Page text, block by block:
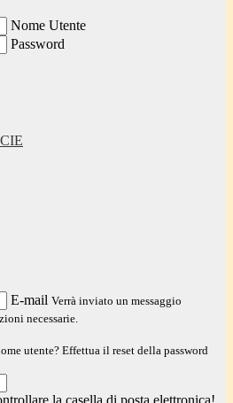
Nome Utente
Password
E-mail Verrà inviato un messaggio
necessarie.
utente? Effettua il reset della password